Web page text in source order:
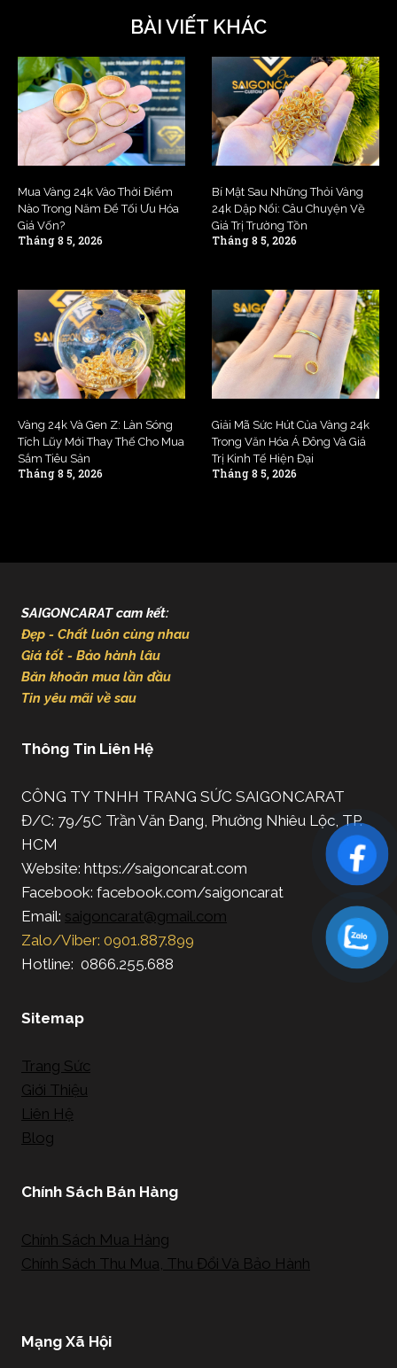
BÀI VIẾT KHÁC
Mua Vàng 24k Vào Thời Điểm
Nào Trong Năm Để Tối Ưu Hóa
Giá Vốn?
Tháng 8 5, 2026
Bí Mật Sau Những Thỏi Vàng
24k Dập Nổi: Câu Chuyện Về
Giá Trị Trường Tồn
Tháng 8 5, 2026
Vàng 24k Và Gen Z: Làn Sóng
Tích Lũy Mới Thay Thế Cho Mua
Sắm Tiêu Sản
Tháng 8 5, 2026
Giải Mã Sức Hút Của Vàng 24k
Trong Văn Hóa Á Đông Và Giá
Trị Kinh Tế Hiện Đại
Tháng 8 5, 2026
SAIGONCARAT cam kết:
Đẹp - Chất luôn cùng nhau
Giá tốt - Bảo hành lâu
Băn khoăn mua lần đầu
Tin yêu mãi về sau
Thông Tin Liên Hệ
CÔNG TY TNHH TRANG SỨC SAIGONCARAT
Đ/C: 79/5C Trần Văn Đang, Phường Nhiêu Lộc, TP.
HCM
Website: https://saigoncarat.com
Facebook: facebook.com/saigoncarat
Email: saigoncarat@gmail.com
Zalo/Viber: 0901.887.899
Hotline: 0866.255.688
Sitemap
Trang Sức
Giới Thiệu
Liên Hệ
Blog
Chính Sách Bán Hàng
Chính Sách Mua Hàng
Chính Sách Thu Mua, Thu Đổi Và Bảo Hành
Mạng Xã Hội